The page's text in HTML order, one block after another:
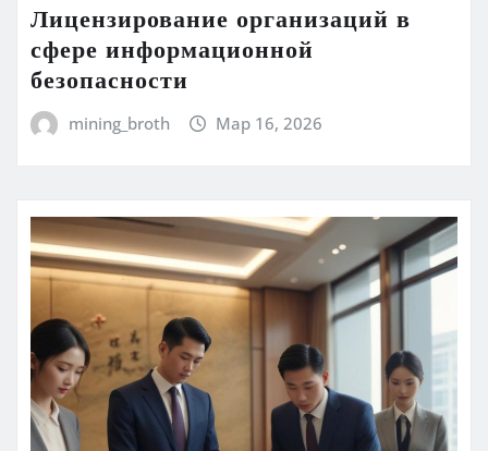
Лицензирование организаций в
сфере информационной
безопасности
mining_broth Мар 16, 2026